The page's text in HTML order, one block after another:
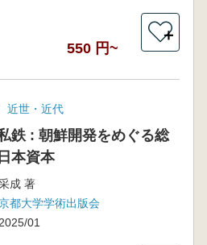
550 円~
＋
近世・近代
鉄 : 朝鮮開発をめぐる総
本資本
成 著
都大学学術出版会
2025/01